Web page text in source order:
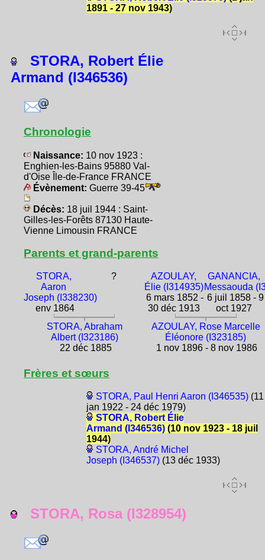
1891 - 27 nov 1943)
STORA, Robert Élie
Armand (I346536)
Chronologie
Naissance: 10 nov 1923 :
Enghien-les-Bains 95880 Val-
d'Oise Île-de-France FRANCE
Évènement: Guerre 39-45
Décès: 18 juil 1944 : Saint-
Gilles-les-Forêts 87130 Haute-
Vienne Limousin FRANCE
Parents et grand-parents
STORA,
Aaron
Joseph (I338230)
env 1864
?
AZOULAY,
Élie (I314935)
6 mars 1852 -
30 déc 1913
GANANCIA,
Messaouda
6 juil 1858 - 9
oct 1927
STORA, Abraham
Albert (I323186)
22 déc 1885
AZOULAY, Rose Marcelle
Éléonore (I323185)
1 nov 1896 - 8 nov 1986
Frères et sœurs
STORA, Paul Henri Aaron (I346535)(11
jan 1922 - 24 déc 1979)
STORA, Robert Élie
Armand (I346536)(10 nov 1923 - 18 juil
1944)
STORA, André Michel
Joseph (I346537)(13 déc 1933)
STORA, Rosa (I328954)